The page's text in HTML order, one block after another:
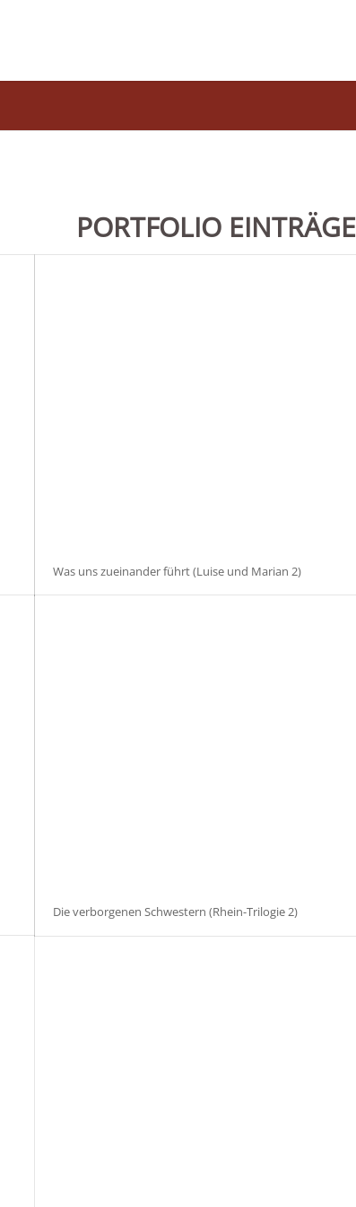
PORTFOLIO EINTRÄGE
Was uns zueinander führt (Luise und Marian 2)
Die verborgenen Schwestern (Rhein-Trilogie 2)